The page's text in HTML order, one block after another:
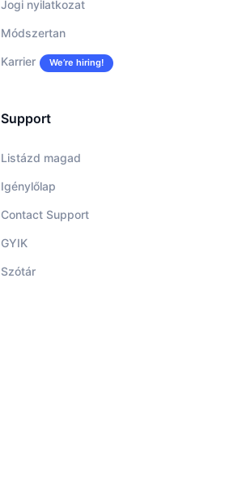
Jogi nyilatkozat
Módszertan
Karrier We’re hiring!
Support
Listázd magad
Igénylőlap
Contact Support
GYIK
Szótár